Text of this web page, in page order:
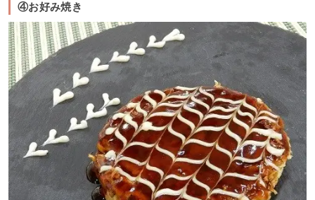
④お好み焼き